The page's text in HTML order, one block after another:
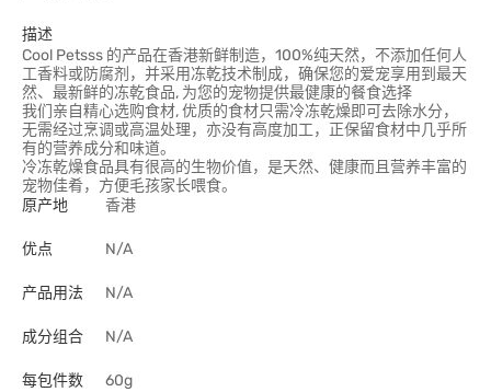
描述
Cool Petsss 的产品在香港新鲜制造，100%纯天然，不添加任何人
工香料或防腐剂，并采用冻乾技术制成，确保您的爱宠享用到最天
然、最新鲜的冻乾食品, 为您的宠物提供最健康的餐食选择
我们亲自精心选购食材, 优质的食材只需冷冻乾燥即可去除水分，
无需经过烹调或高温处理，亦没有高度加工，正保留食材中几乎所
有的营养成分和味道。
冷冻乾燥食品具有很高的生物价值，是天然、健康而且营养丰富的
宠物佳肴，方便毛孩家长喂食。
原产地
香港
优点 N/A
产品用法 N/A
成分组合 N/A
每包件数 60g